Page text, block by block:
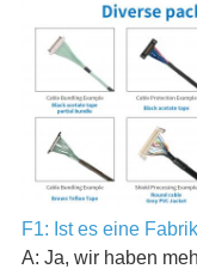
F1: Ist es eine
A: Ja, wir haben